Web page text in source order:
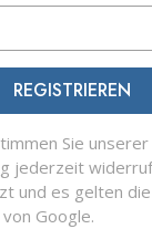
REGISTRIEREN
Sie unserer
jederzeit
und es gelten die
von Google.